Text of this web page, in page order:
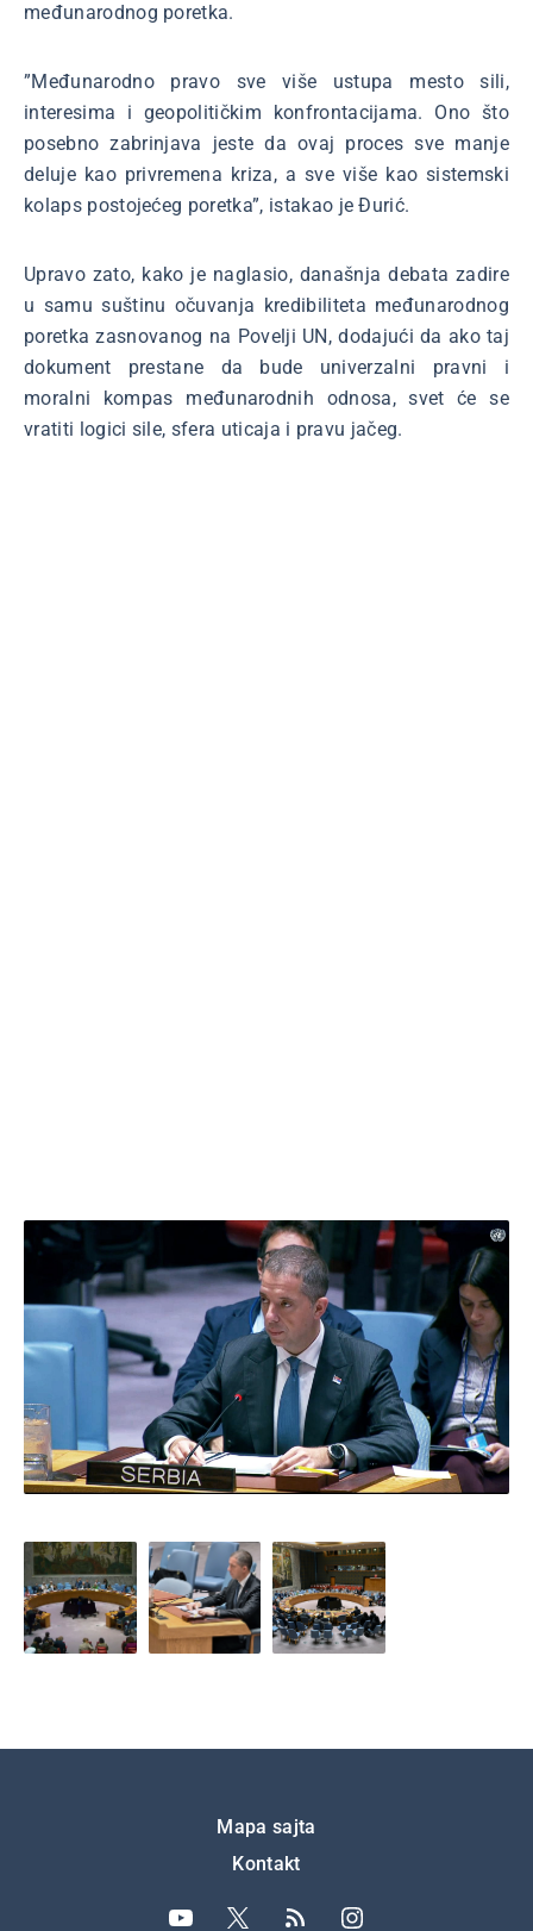
međunarodnog poretka.
”Međunarodno pravo sve više ustupa mesto sili,
interesima i geopolitičkim konfrontacijama. Ono što
posebno zabrinjava jeste da ovaj proces sve manje
deluje kao privremena kriza, a sve više kao sistemski
kolaps postojećeg poretka”, istakao je Đurić.
Upravo zato, kako je naglasio, današnja debata zadire
u samu suštinu očuvanja kredibiliteta međunarodnog
poretka zasnovanog na Povelji UN, dodajući da ako taj
dokument prestane da bude univerzalni pravni i
moralni kompas međunarodnih odnosa, svet će se
vratiti logici sile, sfera uticaja i pravu jačeg.
Mapa sajta
Kontakt